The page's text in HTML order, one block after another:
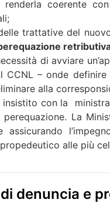
coerente
trattative del
di avviare
CCNL – onde
alla
con la
La
assicurando
alle più
denuncia e